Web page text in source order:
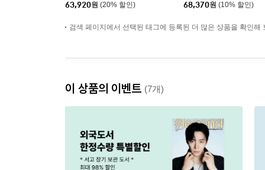
63,920원 (20% 할인)
68,370원 (10% 할인)
검색 페이지에서 선택된 태그에 등록된 더 많은 상품을 확인해
이 상품의 이벤트 (7개)